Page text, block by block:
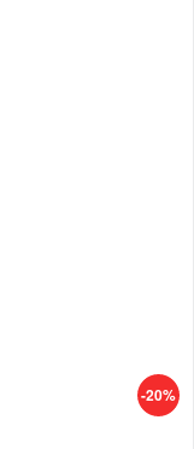
-20%